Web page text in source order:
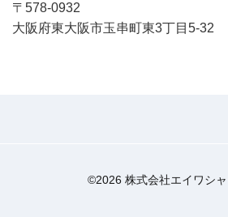
〒 578-0932
大阪府東大阪市玉串町東3丁目5-32
©2026 株式会社エイワシ